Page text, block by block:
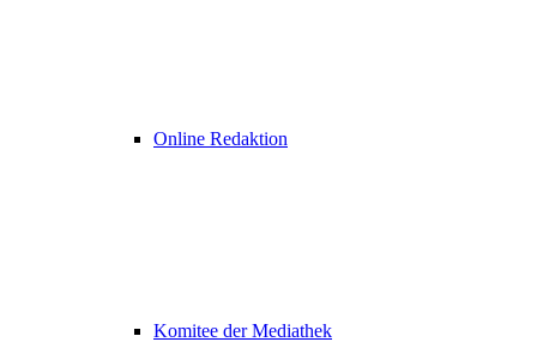
Online Redaktion
Komitee der Mediathek